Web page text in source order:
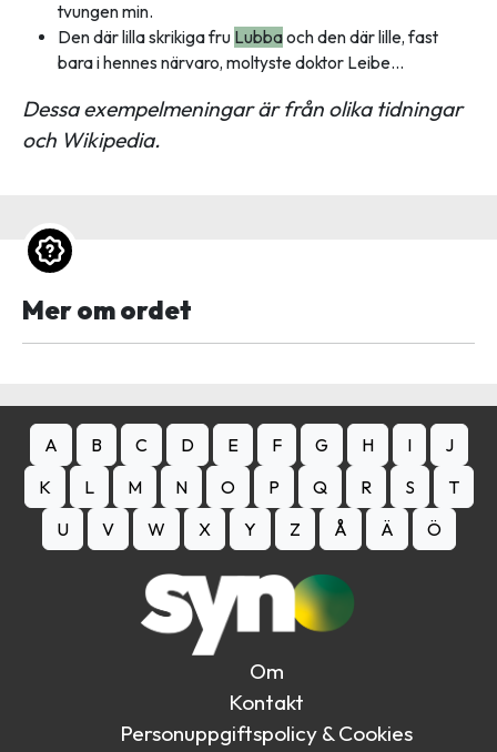
tvungen min.
Den där lilla skrikiga fru Lubbaoch den där lille, fast
bara i hennes närvaro, moltyste doktor Leibe...
Dessa exempelmeningar är från olika tidningar
och Wikipedia.
Mer om ordet
A B C D E F G H I
J
K
L M N O P Q R S
T
U
V W X Y Z Å Ä Ö
Om
Kontakt
Personuppgiftspolicy & Cookies